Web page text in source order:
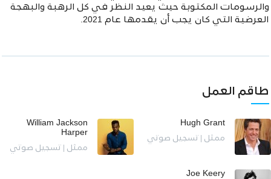
والرسومات المكتوبة حيث يعيد النظر في كل الرهبة والبهجة
العرضية التي كان يجب أن يقدمها عام 2021.
طاقم العمل
Hugh Grant
ممثل | تسجيل صوتي
William Jackson
Harper
ممثل | تسجيل صوتي
Joe Keery